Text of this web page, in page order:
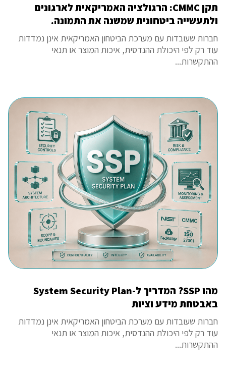
תקן CMMC: הרגולציה האמריקאית לארגונים
ולתעשייה ביטחונית שמשנה את התמונה.
חברות שעובדות עם מערכת הביטחון האמריקאית אינן נמדדות
עוד רק לפי היכולת ההנדסית, איכות המוצר או תנאי
ההתקשרות...
מהו SSP? המדריך ל-System Security Plan
באבטחת מידע וציות
חברות שעובדות עם מערכת הביטחון האמריקאית אינן נמדדות
עוד רק לפי היכולת ההנדסית, איכות המוצר או תנאי
ההתקשרות...